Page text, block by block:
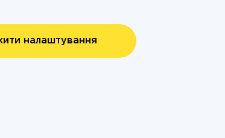
налаштування